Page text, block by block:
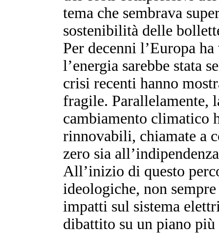
tema che sembrava
sostenibilità delle
Per decenni l’Europa
l’energia sarebbe stata
crisi recenti hanno
fragile. Parallelamente,
cambiamento climatico
rinnovabili, chiamate a
zero sia
All’inizio di questo
ideologiche, non
impatti sul sistema
dibattito su un piano